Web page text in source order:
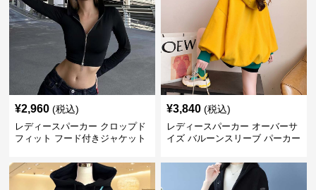
¥2,960 (税込)
レディースパーカー クロップド
フィット フード付きジャケット
¥3,840 (税込)
レディースパーカー オーバーサ
イズ バルーンスリーブ パーカー